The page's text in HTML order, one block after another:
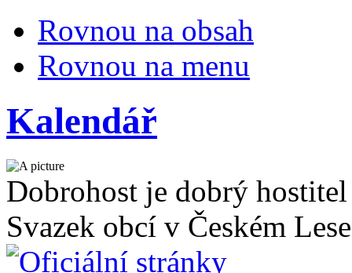
Rovnou na obsah
Rovnou na menu
Kalendář
Dobrohost je dobrý hostitel
Svazek obcí v Českém Lese